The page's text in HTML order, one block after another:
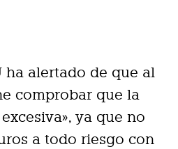
ha alertado de que al
comprobar que la
ya que no
a todo riesgo con